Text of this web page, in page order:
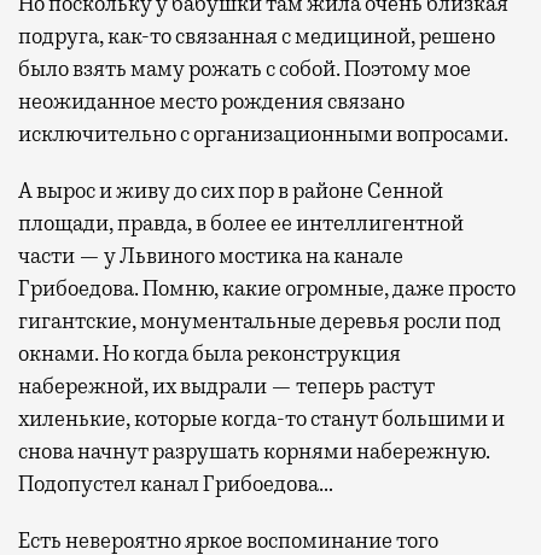
подруга, как-то связанная с медициной, решено
было взять маму рожать с собой. Поэтому мое
неожиданное место рождения связано
исключительно с организационными вопросами.
А вырос и живу до сих пор в районе Сенной
площади, правда, в более ее интеллигентной
части — у Львиного мостика на канале
Грибоедова. Помню, какие огромные, даже просто
гигантские, монументальные деревья росли под
окнами. Но когда была реконструкция
набережной, их выдрали — теперь растут
хиленькие, которые когда-то станут большими и
снова начнут разрушать корнями набережную.
Подопустел канал Грибоедова…
Есть невероятно яркое воспоминание того